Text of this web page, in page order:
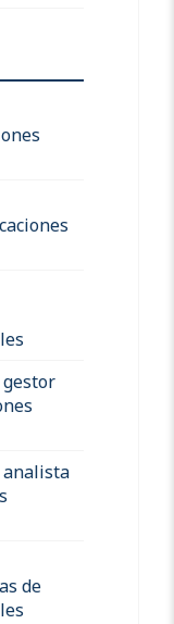
gestor
analista
de